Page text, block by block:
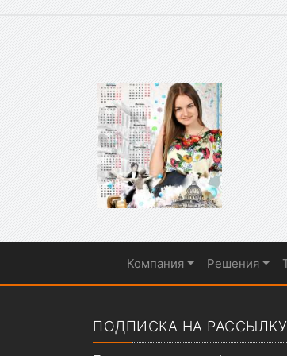
Показать меню
Компания Решения
ПОДПИСКА НА РАССЫЛКУ